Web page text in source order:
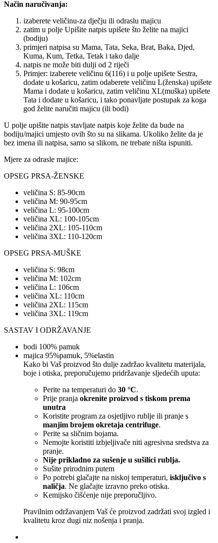
Način naručivanja:
izaberete veličinu-za dječju ili odraslu majicu
zatim u polje Upišite natpis upišete što želite na majici
(bodiju)
primjeri natpisa su Mama, Tata, Seka, Brat, Baka, Djed,
Kuma, Kum, Tetka, Tetak i tako dalje
natpis ne može biti dulji od 2 riječi
Primjer: izaberete veličinu 6(116) i u polje upišete Sestra,
dodate u košaricu, zatim odaberete veličinu L(ženska) upišete
Mama i dodate u košaricu, zatim veličinu XL(muška) upišete
Tata i dodate u košaricu, i tako ponavljate postupak za koga
god želite naručiti majicu (ili bodi)
U polje upišite natpis stavljate natpis koje želite da bude na
bodiju/majici umjesto ovih što su na slikama. Ukoliko želite da je
bez imena ili natpisa, samo sa slikom, ne trebate ništa ispuniti.
Mjere za odrasle majice:
OPSEG PRSA-ŽENSKE
veličina S: 85-90cm
veličina M: 90-95cm
veličina L: 95-100cm
veličina XL: 100-105cm
veličina 2XL: 105-110cm
veličina 3XL: 110-120cm
OPSEG PRSA-MUŠKE
veličina S: 98cm
veličina M: 102cm
veličina L: 106cm
veličina XL: 110cm
veličina 2XL: 115cm
veličina 3XL: 119cm
SASTAV I ODRŽAVANJE
bodi 100% pamuk
majica 95%pamuk, 5%elastin
Kako bi Vaš proizvod što dulje zadržao kvalitetu materijala,
boje i otiska, preporučujemo pridržavanje sljedećih uputa:
Perite na temperaturi do 30 °C.
Prije pranja okrenite proizvod s tiskom prema
unutra
Koristite program za osjetljivo rublje ili pranje s
manjim brojem okretaja centrifuge.
Perite sa sličnim bojama.
Nemojte koristiti izbjeljivače niti agresivna sredstva za
pranje.
Nije prikladno za sušenje u sušilici rublja.
Sušite prirodnim putem
Po potrebi glačajte na niskoj temperaturi, isključivo s
naličja. Ne glačajte izravno preko otiska.
Kemijsko čišćenje nije preporučljivo.
Pravilnim održavanjem Vaš će proizvod zadržati svoj izgled i
kvalitetu kroz dugi niz nošenja i pranja.